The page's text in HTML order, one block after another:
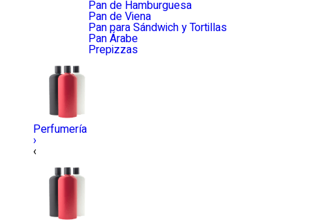
Pan de Hamburguesa
Pan de Viena
Pan para Sándwich y Tortillas
Pan Árabe
Prepizzas
Perfumería
›
‹